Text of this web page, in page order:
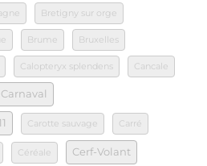
Bretigny sur orge
Brume Bruxelles
Calopteryx splendens Cancale
Carnaval
Carotte sauvage Carré
Céréale Cerf-Volant